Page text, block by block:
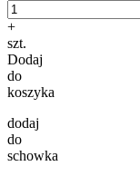
+
szt.
Dodaj
do
koszyka
dodaj
do
schowka